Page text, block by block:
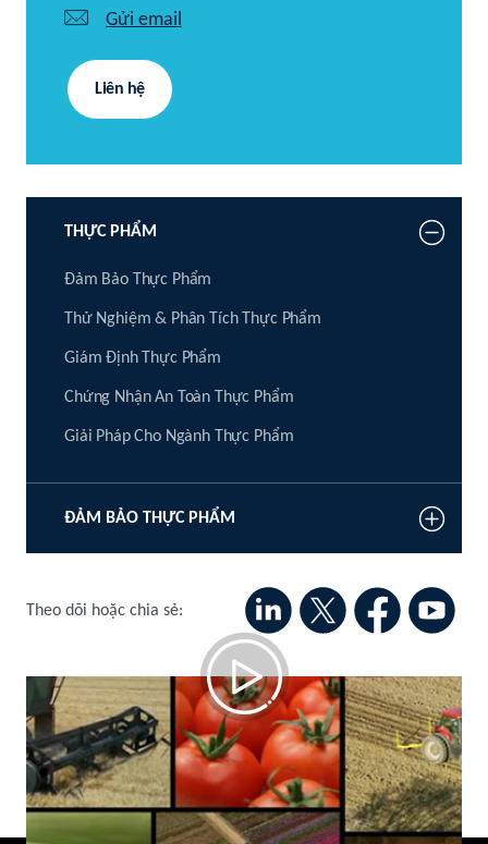
Gửi email
Liên hệ
THỰC PHẨM
Đảm Bảo Thực Phẩm
Thử Nghiệm & Phân Tích Thực Phẩm
Giám Định Thực Phẩm
Chứng Nhận An Toàn Thực Phẩm
Giải Pháp Cho Ngành Thực Phẩm
ĐẢM BẢO THỰC PHẨM
Theo dõi hoặc chia sẻ:
Food Services